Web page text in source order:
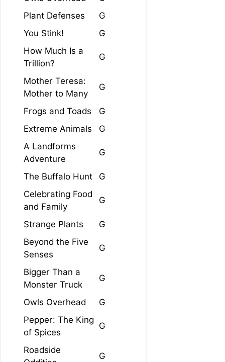
Plant Defenses
G
You Stink!
G
How Much Is a
Trillion?
G
Mother Teresa:
Mother to Many
G
Frogs and Toads
G
Extreme Animals
G
A Landforms
Adventure
G
The Buffalo Hunt
G
Celebrating Food
and Family
G
Strange Plants
G
Beyond the Five
Senses
G
Bigger Than a
Monster Truck
G
Owls Overhead
G
Pepper: The King
of Spices
G
Roadside
G